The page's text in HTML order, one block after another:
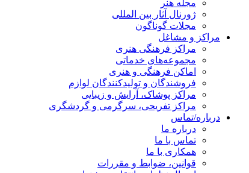
مجله هنر
ژورنال آثار بین المللی
مجلات گوناگون
مراکز و مشاغل
مراکز فرهنگی هنری
مجموعه‌های خدماتی
اماکن فرهنگی و هنری
فروشندگان و تولیدکنندگان لوازم
مراکز پوشاک، آرایش و زیبایی
مراکز تفریحی، سرگرمی و گردشگری
درباره/تماس
درباره ما
تماس با ما
همکاری با ما
قوانین، ضوابط و مقررات